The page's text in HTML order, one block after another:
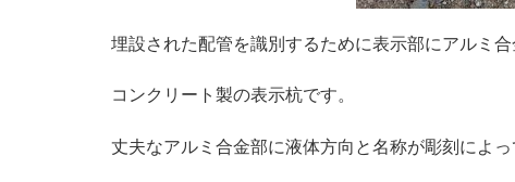
埋設された配管を識別するために表示部にアルミ
コンクリート製の表示杭です。
丈夫なアルミ合金部に液体方向と名称が彫刻によ